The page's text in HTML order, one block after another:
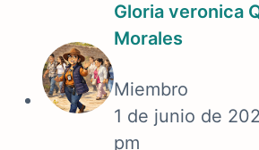
Gloria veronica
Morales
Miembro
1 de junio de
pm